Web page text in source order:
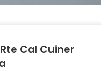
Cal Cuiner